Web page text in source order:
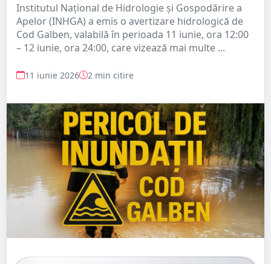
Institutul Național de Hidrologie și Gospodărire a
Apelor (INHGA) a emis o avertizare hidrologică de
Cod Galben, valabilă în perioada 11 iunie, ora 12:00
– 12 iunie, ora 24:00, care vizează mai multe ...
11 iunie 2026 2 min citire